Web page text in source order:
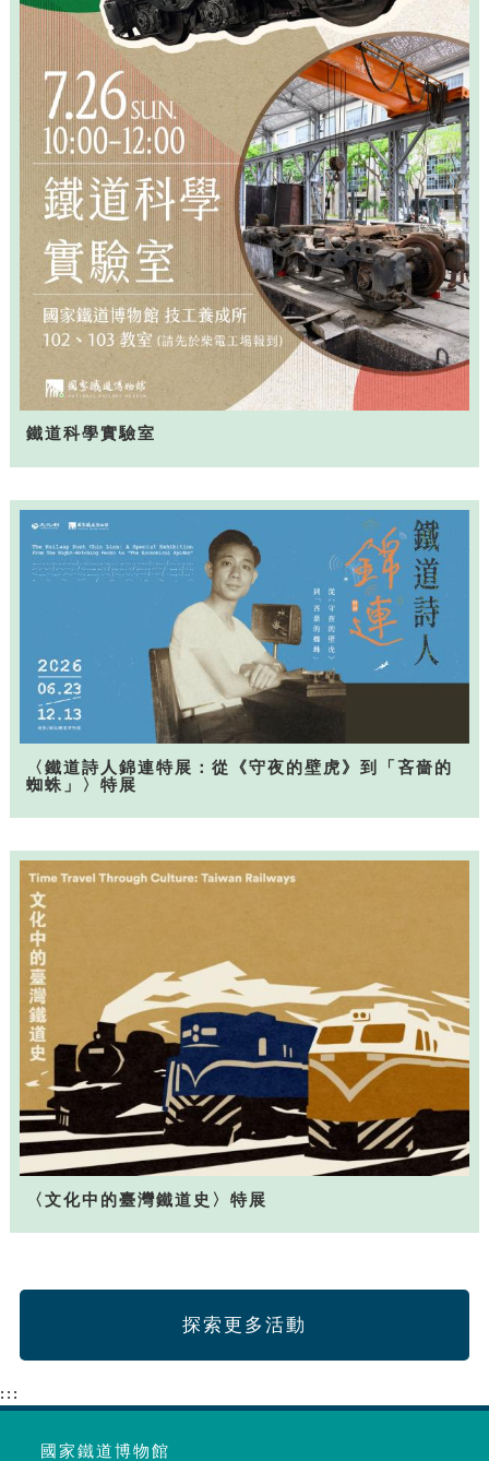
鐵道科學實驗室
〈鐵道詩人錦連特展：從《守夜的壁虎》到「吝嗇的
蜘蛛」〉特展
〈文化中的臺灣鐵道史〉特展
探索更多活動
:::
國家鐵道博物館